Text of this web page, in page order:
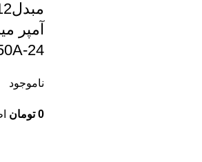
24
ناموجود
0 تومان